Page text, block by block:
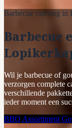
Barbecue catering in
Barbecue
Wil je barbecue of
verzorgen complete
verschillende
ieder moment een
BBQ Assortiment